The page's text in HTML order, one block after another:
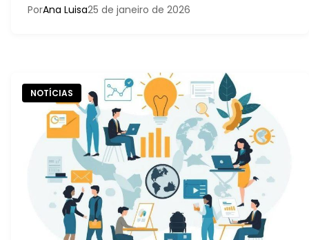
PorAna Luisa25 de janeiro de 2026
NOTÍCIAS